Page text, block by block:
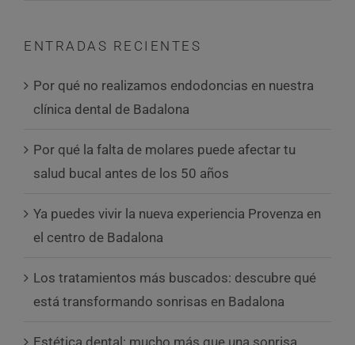
ENTRADAS RECIENTES
Por qué no realizamos endodoncias en nuestra
clínica dental de Badalona
Por qué la falta de molares puede afectar tu
salud bucal antes de los 50 años
Ya puedes vivir la nueva experiencia Provenza en
el centro de Badalona
Los tratamientos más buscados: descubre qué
está transformando sonrisas en Badalona